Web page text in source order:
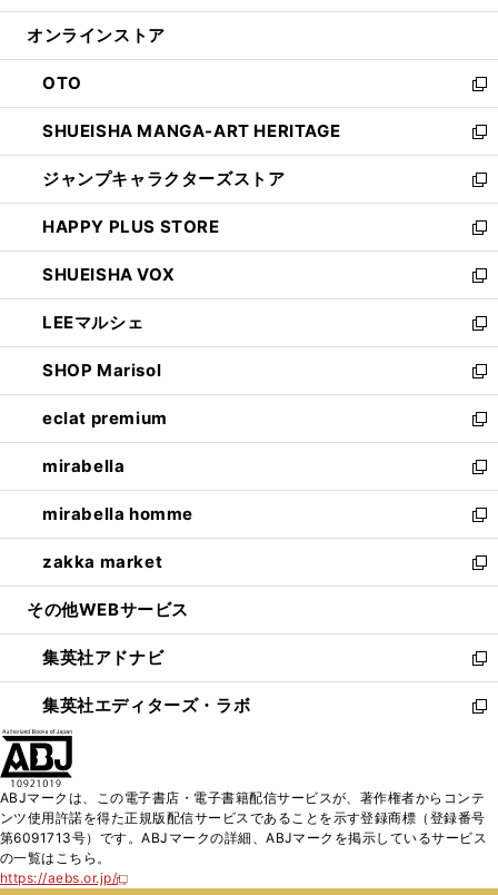
開
ン
ウ
で
開
く
ウ
ン
ド
ウ
で
開
く
オンラインストア
OTO
新
し
い
ウ
ィ
ン
ド
ウ
で
開
く
SHUEISHA MANGA-ART HERITAGE
新
し
い
ウ
ィ
ン
ド
ウ
で
開
く
ジャンプキャラクターズストア
新
し
い
ウ
ィ
ン
ド
ウ
で
開
く
HAPPY PLUS STORE
新
し
い
ウ
ィ
ン
ド
ウ
で
開
く
SHUEISHA VOX
新
し
い
ウ
ィ
ン
ド
ウ
で
開
く
LEEマルシェ
新
し
い
ウ
ィ
ン
ド
ウ
で
開
く
SHOP Marisol
新
し
い
ウ
ィ
ン
ド
ウ
で
開
eclat premium
新
し
い
ウ
ィ
ン
ド
ウ
開
く
mirabella
新
し
い
ウ
ィ
ン
ウ
で
開
く
mirabella homme
新
し
い
ウ
ン
ド
ウ
で
zakka market
新
し
ウ
ィ
ン
ド
く
その他WEBサービス
集英社アドナビ
新
し
い
ド
ウ
で
集英社エディターズ・ラボ
新
ィ
ン
ABJマークは、この電子書店・電子書籍配信サービスが、著作権者からコンテ
ンツ使用許諾を得た正規版配信サービスであることを示す登録商標（登録番号
第6091713号）です。ABJマークの詳細、ABJマークを掲示しているサービス
の一覧はこちら。
https://aebs.or.jp/
新